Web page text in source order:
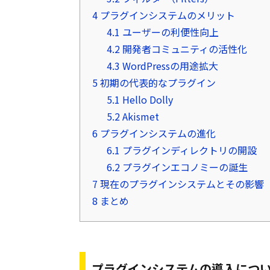
4 プラグインシステムのメリット
4.1 ユーザーの利便性向上
4.2 開発者コミュニティの活性化
4.3 WordPressの用途拡大
5初期の代表的なプラグイン
5.1 Hello Dolly
5.2Akismet
6 プラグインシステムの進化
6.1 プラグインディレクトリの開設
6.2 プラグインエコノミーの誕生
7 現在のプラグインシステムとその影響
8 まとめ